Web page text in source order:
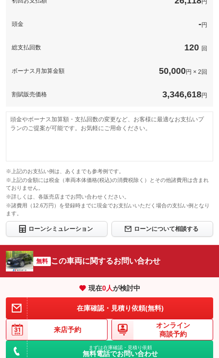
円
頭金 -円
総支払回数 120 回
ボーナス月加算金額 50,000円 × 2回
割賦販売価格 3,346,618円
頭金やボーナス加算額・支払回数の変更など、お客様に最適なお支払いプ
ランのご提案が可能です。お気軽にご用命ください。
※上記のお支払い例は、あくまでも参考例です。
※上記の金額には税金（車両本体価格(税込)の消費税除く）とその他諸費用は含まれ
ておりません。
※詳しくは、各販売店までお問い合わせください。
※諸費用（12.6万円）を登録時までに現金でお支払いいただく場合の支払い例となり
ます。
ローンシミュレーション ローンについて相談する
無料 この車両に関するお問い合わせ
現在0人が検討中
在庫確認・見積り依頼(無料)
来店予約
オンライン
商談予約
まずは在庫確認・見積り依頼
無料電話でお問い合わせ